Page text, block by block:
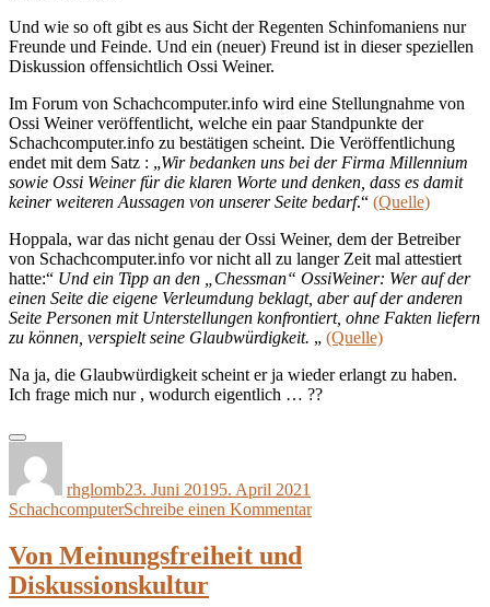
Und wie so oft gibt es aus Sicht der Regenten Schinfomaniens nur
Freunde und Feinde. Und ein (neuer) Freund ist in dieser speziellen
Diskussion offensichtlich Ossi Weiner.
Im Forum von Schachcomputer.info wird eine Stellungnahme von
Ossi Weiner veröffentlicht, welche ein paar Standpunkte der
Schachcomputer.info zu bestätigen scheint. Die Veröffentlichung
endet mit dem Satz : „Wir bedanken uns bei der Firma Millennium
sowie Ossi Weiner für die klaren Worte und denken, dass es damit
keiner weiteren Aussagen von unserer Seite bedarf.“ (Quelle)
Hoppala, war das nicht genau der Ossi Weiner, dem der Betreiber
von Schachcomputer.info vor nicht all zu langer Zeit mal attestiert
hatte:“ Und ein Tipp an den „Chessman“ OssiWeiner: Wer auf der
einen Seite die eigene Verleumdung beklagt, aber auf der anderen
Seite Personen mit Unterstellungen konfrontiert, ohne Fakten liefern
zu können, verspielt seine Glaubwürdigkeit. „ (Quelle)
Na ja, die Glaubwürdigkeit scheint er ja wieder erlangt zu haben.
Ich frage mich nur , wodurch eigentlich … ??
rhglomb23. Juni 20195. April 2021
SchachcomputerSchreibe einen Kommentarzu
Von Meinungsfreiheit und
Diskussionskultur